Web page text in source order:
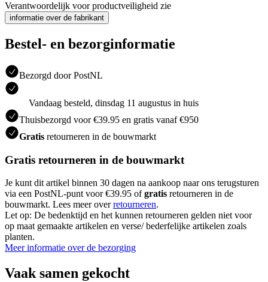
Verantwoordelijk voor productveiligheid zie
informatie over de fabrikant
Bestel- en bezorginformatie
Bezorgd door PostNL
Vandaag besteld, dinsdag 11 augustus in huis
Thuisbezorgd voor €39.95 en gratis vanaf €950
Gratis retourneren in de bouwmarkt
Gratis retourneren in de bouwmarkt
Je kunt dit artikel binnen 30 dagen na aankoop naar ons terugsturen
via een PostNL-punt voor €39.95 ofgratis retourneren in de
bouwmarkt. Lees meer overretourneren.
Let op: De bedenktijd en het kunnen retourneren gelden niet voor
op maat gemaakte artikelen en verse/ bederfelijke artikelen zoals
planten.
Meer informatie over de bezorging
Vaak samen gekocht